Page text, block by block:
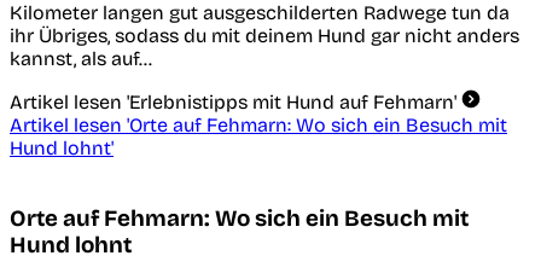
Kilometer langen gut ausgeschilderten Radwege tun da
ihr Übriges, sodass du mit deinem Hund gar nicht anders
kannst, als auf…
Artikel lesen 'Erlebnistipps mit Hund auf Fehmarn'
Artikel lesen 'Orte auf Fehmarn: Wo sich ein Besuch mit
Hund lohnt'
Orte auf Fehmarn: Wo sich ein Besuch mit
Hund lohnt